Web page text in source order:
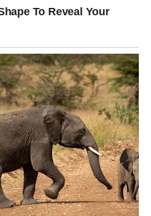
i dobra vest
vezanu za posao ili finansije.
preko noći, ali biće
ide na bolje“. A za Raka je to
VAM OTVARA
STE
STE BILI